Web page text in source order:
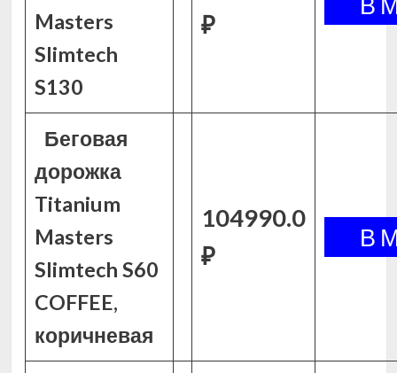
Masters
Slimtech
S130
₽
Беговая
дорожка
Titanium
Masters
Slimtech S60
COFFEE,
коричневая
104990.0
₽